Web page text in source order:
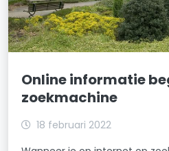
Online informatie
zoekmachine
18 februari 2022